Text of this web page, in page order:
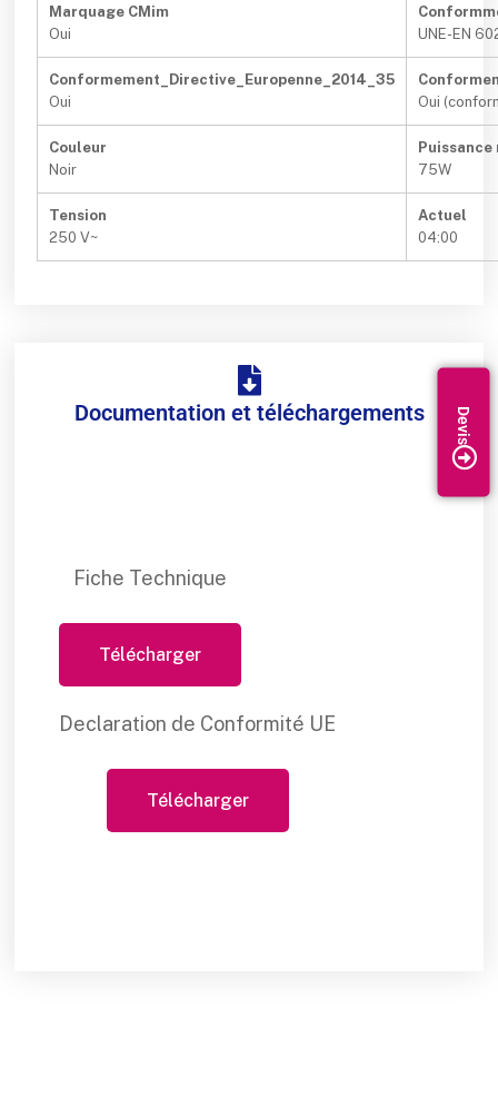
Marquage CMim
Oui
UNE-EN
Conformement_Directive_Europenne_2014_35
Oui
Oui
Couleur
Noir
75W
Tension
250 V~
Actuel
04:00
Documentation et téléchargements
Fiche Technique
Télécharger
Declaration de Conformité UE
Télécharger